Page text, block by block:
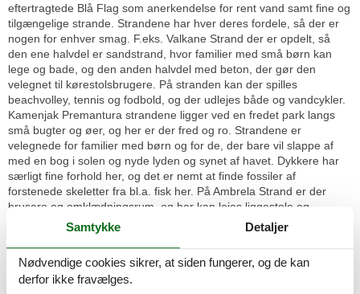
eftertragtede Blå Flag som anerkendelse for rent vand samt fine og
tilgængelige strande. Strandene har hver deres fordele, så der er
nogen for enhver smag. F.eks. Valkane Strand der er opdelt, så
den ene halvdel er sandstrand, hvor familier med små børn kan
lege og bade, og den anden halvdel med beton, der gør den
velegnet til kørestolsbrugere. På stranden kan der spilles
beachvolley, tennis og fodbold, og der udlejes både og vandcykler.
Kamenjak Premantura strandene ligger ved en fredet park langs
små bugter og øer, og her er der fred og ro. Strandene er
velegnede for familier med børn og for de, der bare vil slappe af
med en bog i solen og nyde lyden og synet af havet. Dykkere har
særligt fine forhold her, og det er nemt at finde fossiler af
forstenede skeletter fra bl.a. fisk her. På Ambrela Strand er der
brusere og omklædningsrum, og her kan lejes liggestole og
Det er også oplagt at udforske det naturskønne område på de
afmærkede cykel- eller vandreture. Naturen er uforstyrret og
præget af skovområder med høje graner, store granitklipper,
Samtykke Detaljer
Nødvendige cookies sikrer, at siden fungerer, og de kan
derfor ikke fravælges.